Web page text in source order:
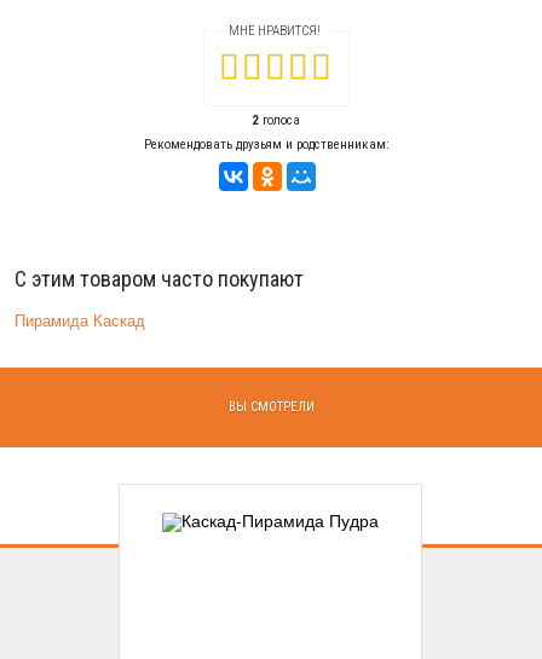
МНЕ НРАВИТСЯ!
2 голоса
Рекомендовать друзьям и родственникам:
С этим товаром часто покупают
Пирамида Каскад
ВЫ СМОТРЕЛИ